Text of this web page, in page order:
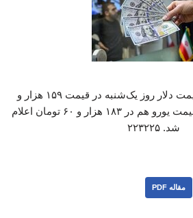
به گزارش مقاله pdf، قیمت دلار روز یک‌شنبه در قیمت ۱۵۹ هزار و
۶۰۰ تومان قرار گرفت. قیمت یورو هم در ۱۸۳ هزار و ۶۰ تومان اعلام
شد. ۲۲۳۲۲۵
مقاله PDF